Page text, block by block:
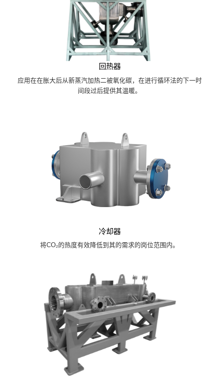
回热器
应用在在胀大后从新蒸汽加热二被氧化碳，在进行循环法的下一时
间段过后提供其温暖。
冷却器
将CO₂的热度有效降低到其的需求的岗位范围内。